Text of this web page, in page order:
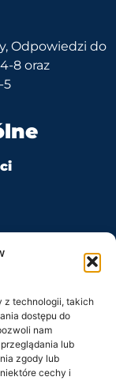
z technologii, takich
dostępu do
nam
lub
zgody lub
cechy i
Odpowiedzi do
8 oraz
5